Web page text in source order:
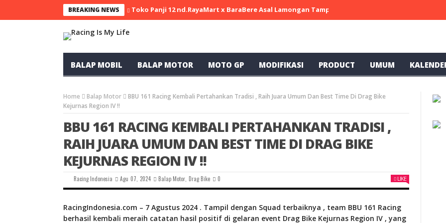
BREAKING NEWS Toko Panji 12 nd.RayaMart x BaraBere Asal Lamongan Tampil Kompetitif, Raih Tiga Podium di
BALAP MOBIL BALAP MOTOR MOTO GP MODIFIKASI PRODUCT UMUM
Home Balap Motor
BBU 161 Racing Kembali Pertahankan Tradisi , Raih Juara Umum Dan Best Time Di Drag Bike
Kejurnas Region IV !!
BBU 161 RACING KEMBALI PERTAHANKAN TRADISI ,
RAIH JUARA UMUM DAN BEST TIME DI DRAG BIKE
KEJURNAS REGION IV !!
Racing Indonesia Agu 07, 2024 Balap Motor Drag Bike 0 LIKE
RacingIndonesia.com – 7 Agustus 2024 . Tampil dengan Squad terbaiknya , team BBU 161 Racing
berhasil kembali meraih catatan hasil positif di gelaran event Drag Bike Kejurnas Region IV , yang